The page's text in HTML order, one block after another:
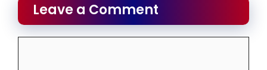
Leave a Comment